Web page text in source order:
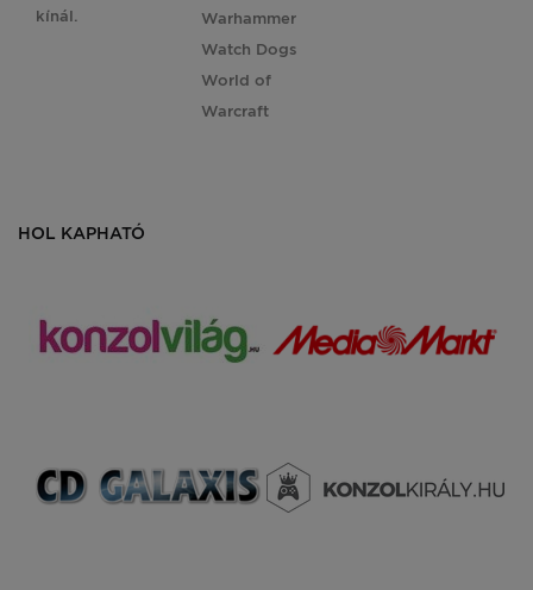
kínál.
Warhammer
Watch Dogs
World of
Warcraft
HOL KAPHATÓ